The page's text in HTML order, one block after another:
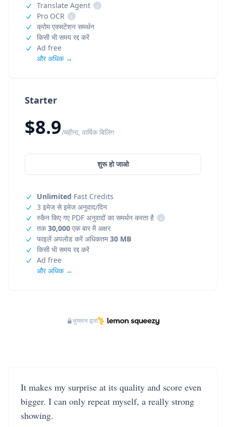
Starter
$8.9/महीना, वार्षिक बिलिंग
शुरू हो जाओ
Unlimited Fast Credits
3 इमेज से इमेज अनुवाद/दिन
स्कैन किए गए PDF अनुवादों का समर्थन करता है
i
तक30,000 एक बार में अक्षर
फाइलें अपलोड करें अधिकतम30 MB
किसी भी समय रद्द करें
Ad free
और अधिक →
Translate Agent
i
Pro OCR
i
क्रोम एक्सटेंशन समर्थन
किसी भी समय रद्द करें
Ad free
और अधिक →
भुगतान द्वारा
It makes my surprise at its quality and score even
bigger. I can only repeat myself, a really strong
showing.